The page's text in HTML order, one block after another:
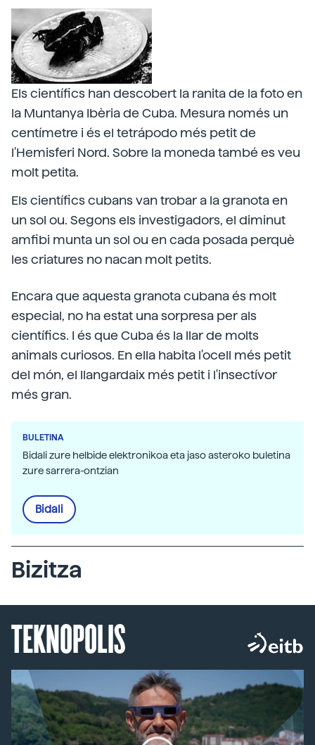
Els científics han descobert la ranita de la foto en
la Muntanya Ibèria de Cuba. Mesura només un
centímetre i és el tetrápodo més petit de
l'Hemisferi Nord. Sobre la moneda també es veu
molt petita.
Els científics cubans van trobar a la granota en
un sol ou. Segons els investigadors, el diminut
amfibi munta un sol ou en cada posada perquè
les criatures no nacan molt petits.
Encara que aquesta granota cubana és molt
especial, no ha estat una sorpresa per als
científics. I és que Cuba és la llar de molts
animals curiosos. En ella habita l'ocell més petit
del món, el llangardaix més petit i l'insectívor
més gran.
BULETINA
Bidali zure helbide elektronikoa eta jaso asteroko buletina
zure sarrera-ontzian
Bidali
Bizitza
TEKNOPOLIS